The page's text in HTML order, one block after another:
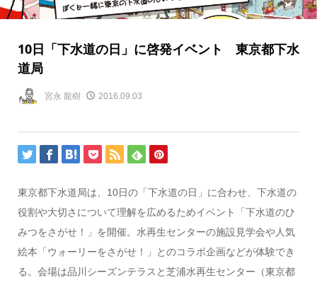
10日「下水道の日」に啓発イベント 東京都下水
道局
宮永 龍樹 2016.09.03
東京都下水道局は、10日の「下水道の日」に合わせ、下水道の
役割や大切さについて理解を広めるためイベント「下水道のひ
みつをさがせ！」を開催。水再生センターの施設見学会や人気
絵本「ウォーリーをさがせ！」とのコラボ企画などが体験でき
る。会場は品川シーズンテラスと芝浦水再生センター（東京都